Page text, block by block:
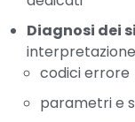
Diagnosi dei
codici errore
parametri e